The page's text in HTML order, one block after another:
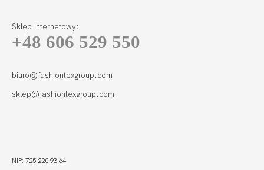
Sklep Internetowy:
+48 606 529 550
biuro@fashiontexgroup.com
sklep@fashiontexgroup.com
NIP: 725 220 93 64